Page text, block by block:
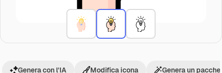
Genera con l'IA Modifica icona Genera un